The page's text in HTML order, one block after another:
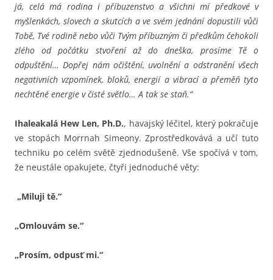
já, celá má rodina i příbuzenstvo a všichni mí předkové v
myšlenkách, slovech a skutcích a ve svém jednání dopustili vůči
Tobě, Tvé rodině nebo vůči Tvým příbuzným či předkům čehokoli
zlého od počátku stvoření až do dneška, prosíme Tě o
odpuštění… Dopřej nám očištění, uvolnění a odstranění všech
negativních vzpomínek, bloků, energií a vibrací a přeměň tyto
nechtěné energie v čisté světlo… A tak se staň.“
Ihaleakalá Hew Len, Ph.D., havajský léčitel, který pokračuje
ve stopách Morrnah Simeony. Zprostředkovává a učí tuto
techniku po celém světě zjednodušeně. Vše spočívá v tom,
že neustále opakujete, čtyři jednoduché věty:
„Miluji tě.“
„Omlouvám se.“
„Prosím, odpusť mi.“